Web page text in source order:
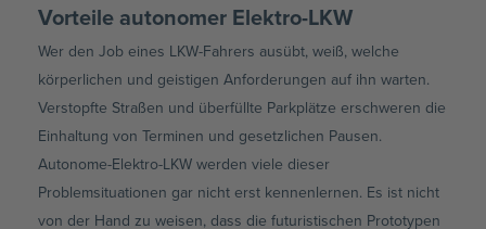
Vorteile autonomer Elektro-LKW
Wer den Job eines LKW-Fahrers ausübt, weiß, welche
körperlichen und geistigen Anforderungen auf ihn warten.
Verstopfte Straßen und überfüllte Parkplätze erschweren die
Einhaltung von Terminen und gesetzlichen Pausen.
Autonome-Elektro-LKW werden viele dieser
Problemsituationen gar nicht erst kennenlernen. Es ist nicht
von der Hand zu weisen, dass die futuristischen Prototypen